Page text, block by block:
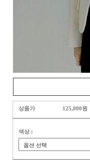
상품가 125,000원
색상 :